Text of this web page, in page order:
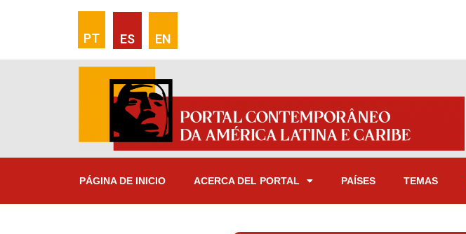
PT ES EN
PÁGINA DE INICIO ACERCA DEL PORTAL PAÍSES TEMAS